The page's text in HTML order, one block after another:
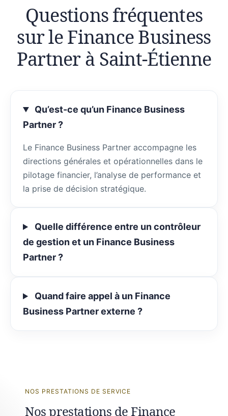
Questions fréquentes
sur le Finance Business
Partner à Saint-Étienne
Qu’est-ce qu’un Finance Business
Partner ?
Le Finance Business Partner accompagne les
directions générales et opérationnelles dans le
pilotage financier, l’analyse de performance et
la prise de décision stratégique.
Quelle différence entre un contrôleur
de gestion et un Finance Business
Partner ?
Quand faire appel à un Finance
Business Partner externe ?
NOS PRESTATIONS DE SERVICE
Nos prestations de Finance